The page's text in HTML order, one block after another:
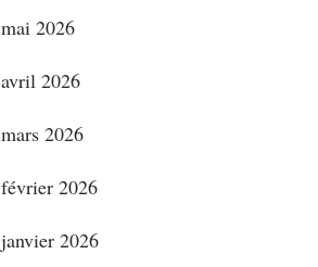
mai 2026
avril 2026
mars 2026
février 2026
janvier 2026